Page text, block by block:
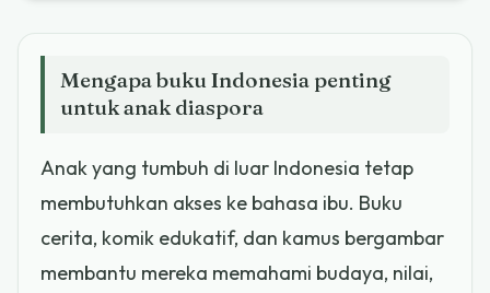
Mengapa buku Indonesia penting
untuk anak diaspora
Anak yang tumbuh di luar Indonesia tetap
membutuhkan akses ke bahasa ibu. Buku
cerita, komik edukatif, dan kamus bergambar
membantu mereka memahami budaya, nilai,